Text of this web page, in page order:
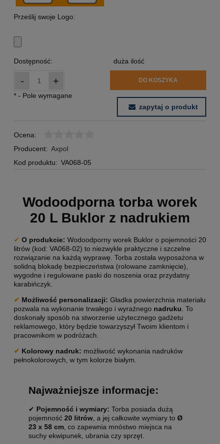
Prześlij swoje Logo:
Dostępność: duża ilość
- + DO KOSZYKA
* - Pole wymagane
zapytaj o produkt
Ocena:
Producent: Axpol
Kod produktu: VA068-05
Wodoodporna torba worek
20 L Buklor z nadrukiem
✔ O produkcie: Wodoodporny worek Buklor o pojemności 20
litrów (kod: VA068-02) to niezwykle praktyczne i szczelne
rozwiązanie na każdą wyprawę. Torba została wyposażona w
solidną blokadę bezpieczeństwa (rolowane zamknięcie),
wygodne i regulowane paski do noszenia oraz przydatny
karabińczyk.
✔ Możliwość personalizacji: Gładka powierzchnia materiału
pozwala na wykonanie trwałego i wyraźnego nadruku . To
doskonały sposób na stworzenie użytecznego gadżetu
reklamowego, który będzie towarzyszył Twoim klientom i
pracownikom w podróżach.
✔ Kolorowy nadruk: możliwość wykonania nadruków
pełnokolorowych, w tym kolorze białym.
Najważniejsze informacje:
✔ Pojemność i wymiary: Torba posiada dużą
pojemność 20 litrów , a jej całkowite wymiary to Ø
23 x 58 cm , co zapewnia mnóstwo miejsca na
suchy ekwipunek, ubrania czy sprzęt.